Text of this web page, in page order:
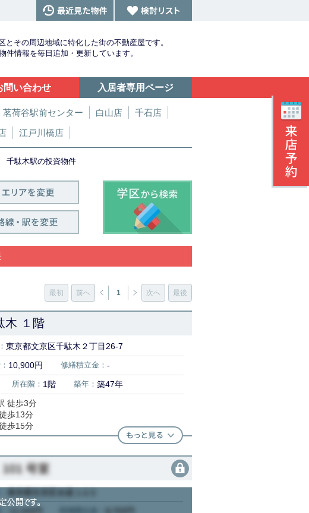
とその周辺地域に特化した街の不動産屋です。
件情報を毎日追加・更新しています。
問い合わせ 入居者専用ページ
茗荷谷駅前センター 白山店
千石店
江戸川橋店
千駄木駅の投資物件
最初 前へ 1 次へ 最後
木 １階
東京都文京区千駄木２丁目26-7
10,900円 修繕積立金： -
所在階： 1階 築年： 築47年
徒歩3分
歩13分
歩15分